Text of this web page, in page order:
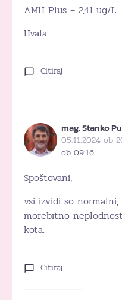
AMH Plus – 2,41 ug/L
Hvala.
Citiraj
mag. Stanko
05.11.2024 ob
ob 09:16
Spoštovani,
vsi izvidi so
morebitno
kota.
Citiraj